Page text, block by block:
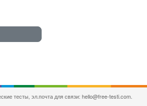
тесты, эл.почта для связи: hello@free-testi.com.